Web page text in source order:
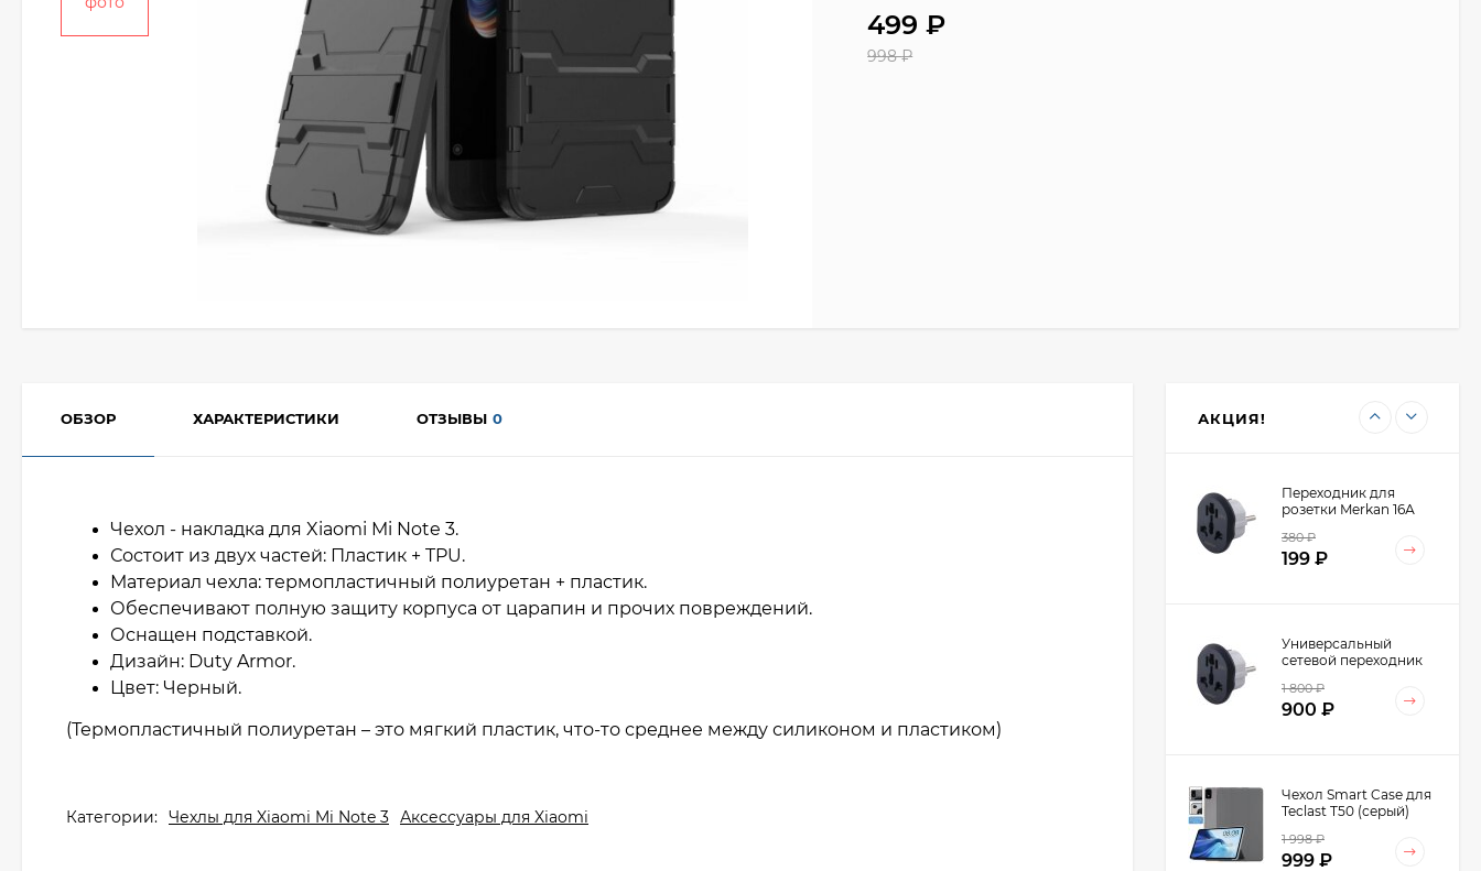
499₽
998₽
ОБЗОР ХАРАКТЕРИСТИКИ ОТЗЫВЫ 0
Чехол - накладка для Xiaomi Mi Note 3.
Состоит из двух частей: Пластик + TPU.
Материал чехла: термопластичный полиуретан + пластик.
Обеспечивают полную защиту корпуса от царапин и прочих повреждений.
Оснащен подставкой.
Дизайн: Duty Armor.
Цвет: Черный.
(Термопластичный полиуретан – это мягкий пластик, что-то среднее между силиконом и пластиком)
Категории: Чехлы для Xiaomi Mi Note 3 Аксессуары для Xiaomi
АКЦИЯ!
Переходник для
розетки Merkan 16А
380₽
199 ₽
Универсальный
сетевой переходник
Европейскую розетку
AU/US/UK-EU (10шт.)
1 800₽
900 ₽
Чехол Smart Case для
Teclast T50 (серый)
1 998₽
999 ₽